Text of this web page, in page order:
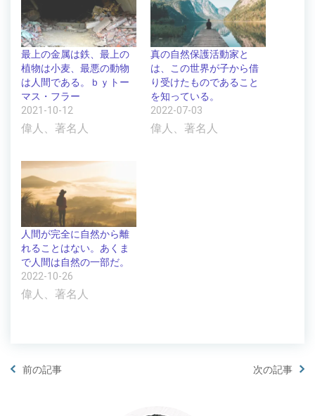
最上の金属は鉄、最上の
植物は小麦、最悪の動物
は人間である。ｂｙトー
マス・フラー
2021-10-12
偉人、著名人
真の自然保護活動家と
は、この世界が子から借
り受けたものであること
を知っている。
2022-07-03
偉人、著名人
人間が完全に自然から離
れることはない。あくま
で人間は自然の一部だ。
2022-10-26
偉人、著名人
前の記事 次の記事